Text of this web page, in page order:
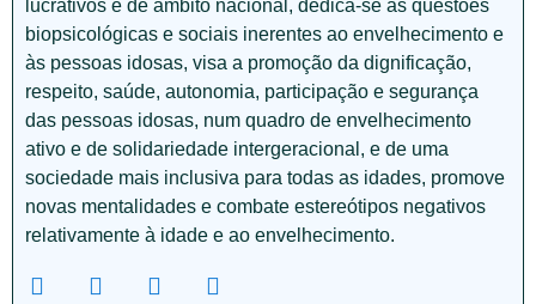
lucrativos e de âmbito nacional, dedica-se às questões
biopsicológicas e sociais inerentes ao envelhecimento e
às pessoas idosas, visa a promoção da dignificação,
respeito, saúde, autonomia, participação e segurança
das pessoas idosas, num quadro de envelhecimento
ativo e de solidariedade intergeracional, e de uma
sociedade mais inclusiva para todas as idades, promove
novas mentalidades e combate estereótipos negativos
relativamente à idade e ao envelhecimento.